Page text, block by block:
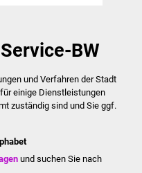
Ausschüsse BW
und Verfahren der Stadt
einige Dienstleistungen
zuständig sind und Sie ggf.
und suchen Sie nach